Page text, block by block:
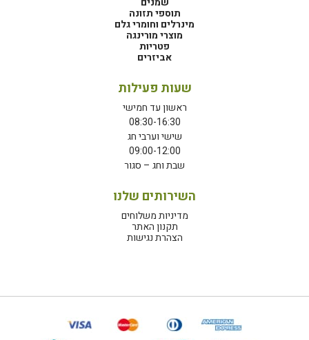
תוספי תזונה
מינרלים וחומרי גלם
מוצרי מורינגה
פטריות
אביזרים
שעות פעילות
ראשון עד חמישי
08:30-16:30
שישי וערבי חג
09:00-12:00
שבת וחג – סגור
השירותים שלנו
מדיניות משלוחים
תקנון האתר
הצהרת נגישות